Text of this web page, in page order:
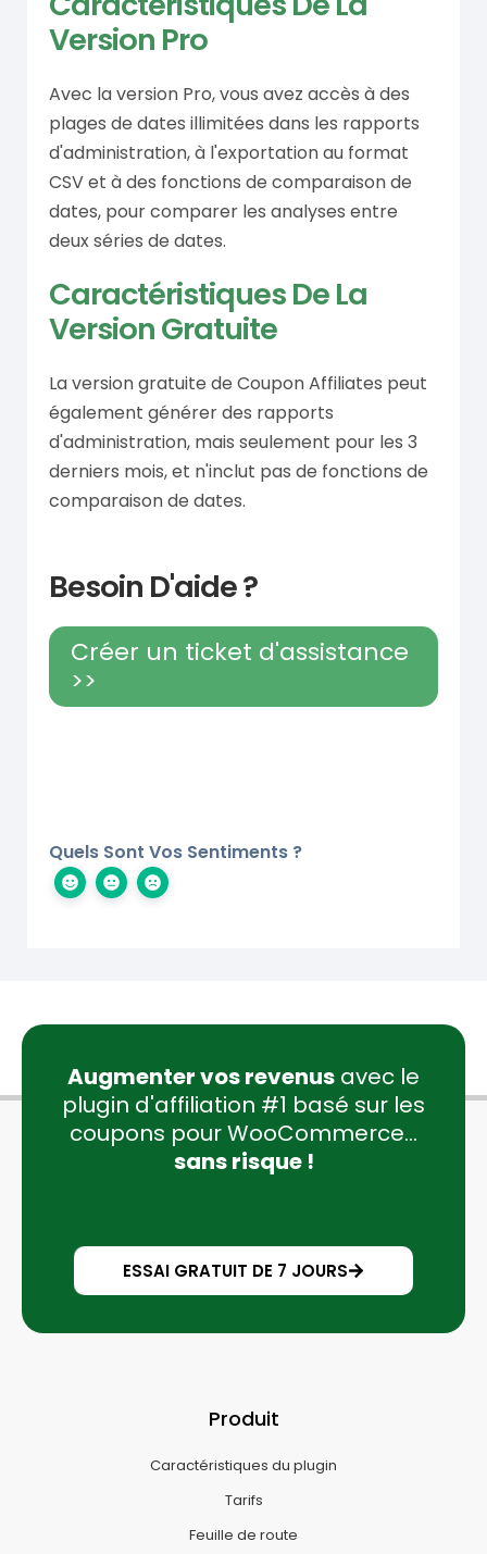
Version Pro
Avec la version Pro, vous avez accès à des
plages de dates illimitées dans les rapports
d'administration, à l'exportation au format
CSV et à des fonctions de comparaison de
dates, pour comparer les analyses entre
deux séries de dates.
Caractéristiques De La
Version Gratuite
La version gratuite de Coupon Affiliates peut
également générer des rapports
d'administration, mais seulement pour les 3
derniers mois, et n'inclut pas de fonctions de
comparaison de dates.
Besoin D'aide ?
Créer un ticket d'assistance
>>
Quels Sont Vos Sentiments ?
Augmenter vos revenus avec le
plugin d'affiliation #1 basé sur les
coupons pour WooCommerce...
sans risque !
ESSAI GRATUIT DE 7 JOURS
Produit
Caractéristiques du plugin
Tarifs
Feuille de route